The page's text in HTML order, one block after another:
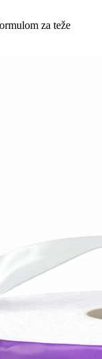
za teže